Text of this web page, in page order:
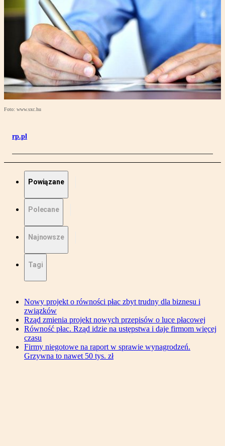
Foto: www.sxc.hu
rp.pl
Powiązane
Polecane
Najnowsze
Tagi
Nowy projekt o równości płac zbyt trudny dla biznesu i
związków
Rząd zmienia projekt nowych przepisów o luce płacowej
Równość płac. Rząd idzie na ustępstwa i daje firmom więcej
czasu
Firmy niegotowe na raport w sprawie wynagrodzeń.
Grzywna to nawet 50 tys. zł